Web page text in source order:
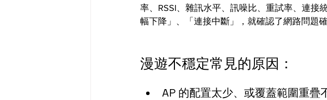
率、RSSI、雜訊水平、訊噪比、重試率、連接
幅下降」、「連接中斷」，就確認了網路問題
漫遊不穩定常見的原因：
AP 的配置太少、或覆蓋範圍重疊